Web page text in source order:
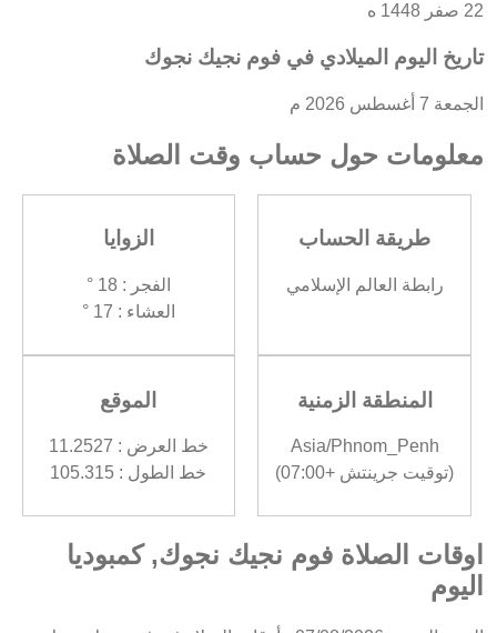
22 صفر 1448 ه
تاريخ اليوم الميلادي في فوم نجيك نجوك
الجمعة 7 أغسطس 2026 م
معلومات حول حساب وقت الصلاة
طريقة الحساب
رابطة العالم الإسلامي
الزوايا
الفجر : 18 °
العشاء : 17 °
المنطقة الزمنية
Asia/Phnom_Penh
(توقيت جرينتش +07:00)
الموقع
خط العرض : 11.2527
خط الطول : 105.315
اوقات الصلاة فوم نجيك نجوك, كمبوديا
اليوم